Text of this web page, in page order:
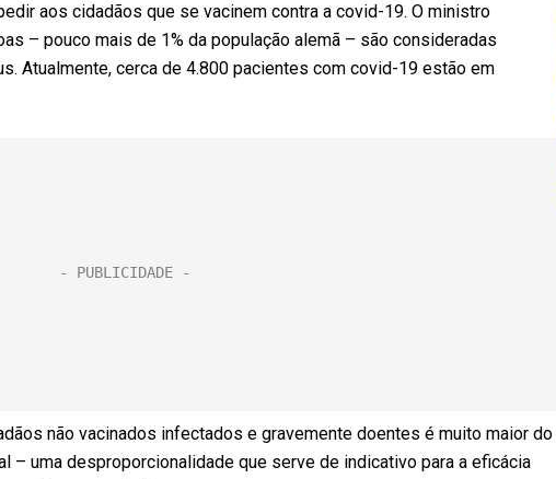
aos cidadãos que se vacinem contra a covid-19. O ministro
– pouco mais de 1% da população alemã – são consideradas
Atualmente, cerca de 4.800 pacientes com covid-19 estão em
não vacinados infectados e gravemente doentes é muito maior do
– uma desproporcionalidade que serve de indicativo para a eficácia